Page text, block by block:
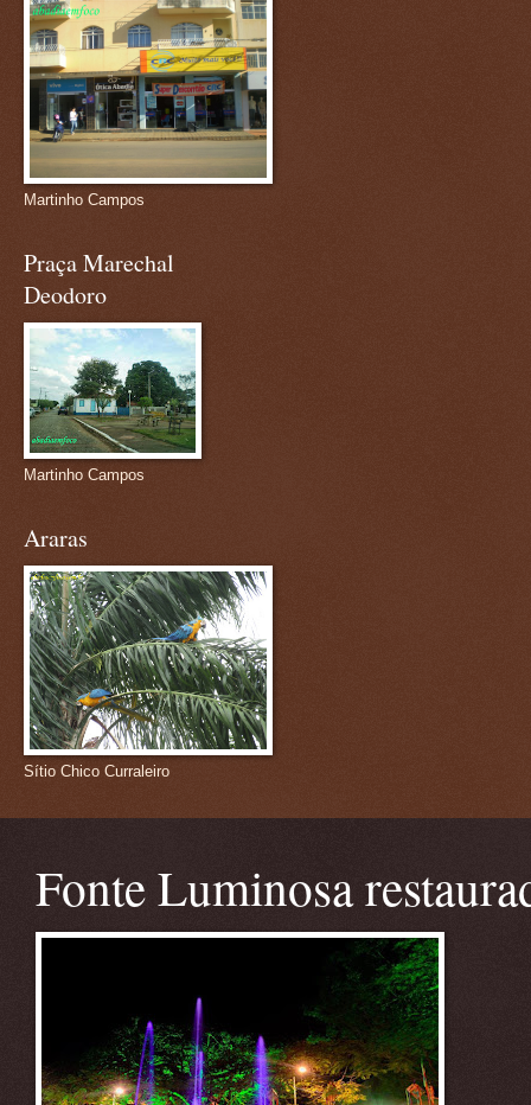
Martinho Campos
Praça Marechal
Deodoro
Martinho Campos
Araras
Sítio Chico Curraleiro
Fonte Luminosa